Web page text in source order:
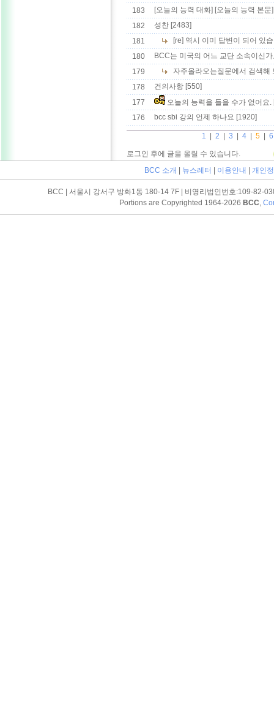
183
[오늘의 능력 대화] [오늘의 능력 본문
182
성찬 [2483]
181
[re] 역시 이미 답변이 되어 있
180
BCC는 미국의 어느 교단 소속이신
179
자주올라오는질문에서 검색해
178
건의사항 [550]
177
오늘의 능력을 들을 수가 없어요.
176
bcc sbi 강의 언제 하나요 [1920]
1 2 3 4| 5| 6
로그인 후에 글을 올릴 수 있습니다.
BCC 소개
뉴스레터 이용안내 개인
BCC | 서울시 강서구 방화1동 180-14 7F | 비영리법인번호:109-82-
Portions are Copyrighted 1964-2026 BCC,